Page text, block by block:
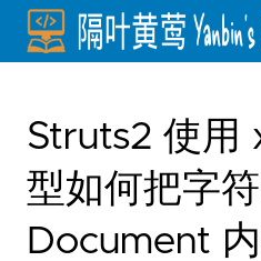
Struts2 使用
型如何把字
Document